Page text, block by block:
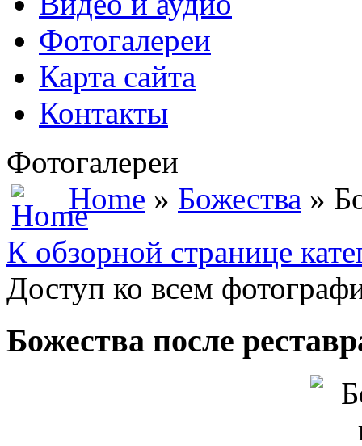
Фотогалереи
Карта сайта
Контакты
Фотогалереи
Home » Божества »
К обзорной странице
Доступ ко всем
Божества после